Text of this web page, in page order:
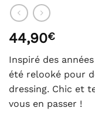
44,90€
Inspiré des
été relooké pour
dressing. Chic et
vous en passer !